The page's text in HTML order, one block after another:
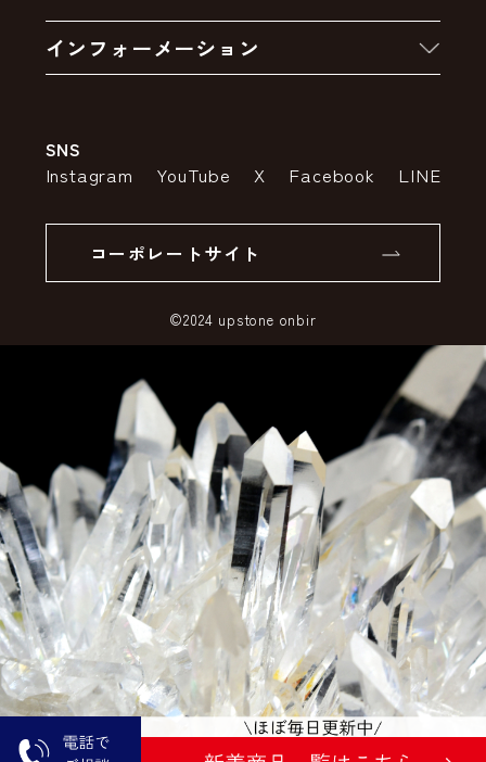
卸販売・大量注文
アウトレットセール
お支払いについて
インフォーメーション
特定商取引法の表示
SSLサーバー証明書とは
SNS
Instagram YouTube X Facebook LINE
コーポレートサイト
©2024 upstone onbir